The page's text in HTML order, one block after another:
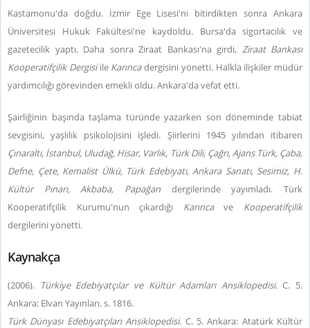
Kastamonu'da doğdu. İzmir Ege Lisesi'ni bitirdikten sonra Ankara
Üniversitesi Hukuk Fakültesi'ne kaydoldu. Bursa'da sigortacılık ve
gazetecilik yaptı. Daha sonra Ziraat Bankası'na girdi, Ziraat Bankası
Kooperatifçilik Dergisiile Karıncadergisini yönetti. Halkla ilişkiler müdür
yardımcılığı görevinden emekli oldu. Ankara'da vefat etti.
Şairliğinin başında taşlama türünde yazarken son döneminde tabiat
sevgisini, yaşlılık psikolojisini işledi. Şiirlerini 1945 yılından itibaren
Çınaraltı, İstanbul, Uludağ, Hisar, Varlık, Türk Dili, Çağrı, Ajans Türk, Çaba,
Defne, Çete, Kemalist Ülkü, Türk Edebiyatı, Ankara Sanatı, Sesimiz, H.
Kültür Pınarı, Akbaba, Papağan dergilerinde yayımladı. Türk
Kooperatifçilik Kurumu'nun çıkardığı Karıncave Kooperatifçilik
dergilerini yönetti.
Kaynakça
(2006). Türkiye Edebiyatçılar ve Kültür Adamları Ansiklopedisi.C. 5.
Ankara: Elvan Yayınları. s. 1816.
Türk Dünyası Edebiyatçıları Ansiklopedisi. C. 5. Ankara: Atatürk Kültür